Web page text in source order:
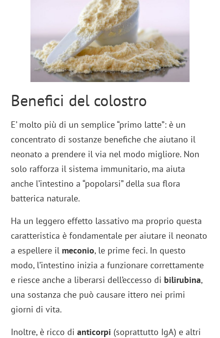
Benefici del colostro
E’ molto più di un semplice “primo latte”: è un
concentrato di sostanze benefiche che aiutano il
neonato a prendere il via nel modo migliore. Non
solo rafforza il sistema immunitario, ma aiuta
anche l’intestino a “popolarsi” della sua flora
batterica naturale.
Ha un leggero effetto lassativo ma proprio questa
caratteristica è fondamentale per aiutare il neonato
a espellere il meconio, le prime feci. In questo
modo, l’intestino inizia a funzionare correttamente
e riesce anche a liberarsi dell’eccesso di bilirubina,
una sostanza che può causare ittero nei primi
giorni di vita.
Inoltre, è ricco dianticorpi (soprattutto IgA) e altri